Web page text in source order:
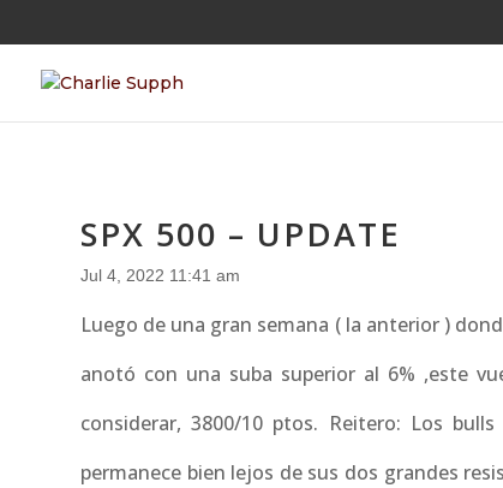
SPX 500 – UPDATE
Jul 4, 2022 11:41 am
Luego de una gran semana ( la anterior )
anotó con una suba superior al 6% ,este
considerar, 3800/10 ptos. Reitero: Los
permanece bien lejos de sus dos grandes